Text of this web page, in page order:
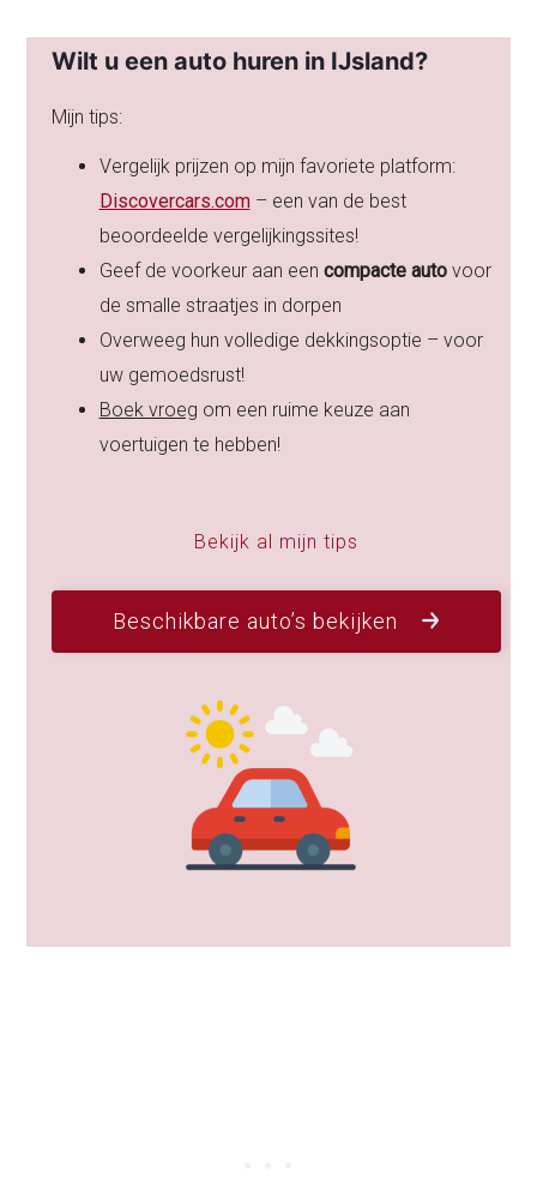
Wilt u een auto huren in IJsland?
Mijn tips:
Vergelijk prijzen op mijn favoriete platform:
Discovercars.com – een van de best
beoordeelde vergelijkingssites!
Geef de voorkeur aan een compacte autovoor
de smalle straatjes in dorpen
Overweeg hun volledige dekkingsoptie – voor
uw gemoedsrust!
Boek vroeg om een ruime keuze aan
voertuigen te hebben!
Bekijk al mijn tips
Beschikbare auto’s bekijken